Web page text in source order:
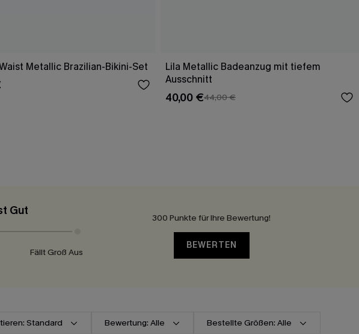
Metallic Brazilian-Bikini-Set
Lila Metallic Badeanzug mit tiefem
Ausschnitt
40,00 €44,00 €
Gut
Fällt Groß Aus
300 Punkte für Ihre Bewertung!
BEWERTEN
Standard Bewertung: Alle Bestellte Größen: Alle